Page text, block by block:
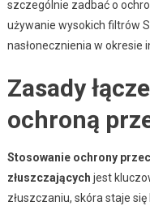
szczególnie zadbać o
używanie wysokich filtrów
nasłonecznienia w okresie
Zasady
ochroną
Stosowanie ochrony
złuszczających jest
złuszczaniu, skóra staje